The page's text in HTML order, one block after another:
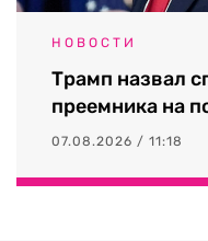
НОВОСТИ
Трамп назвал
преемника на
07.08.2026 / 11:18